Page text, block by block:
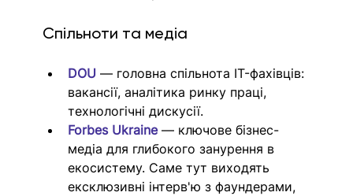
Спільноти та медіа
DOU — головна спільнота IT-фахівців:
вакансії, аналітика ринку праці,
технологічні дискусії.
Forbes Ukraine — ключове бізнес-
медіа для глибокого занурення в
екосистему. Саме тут виходять
ексклюзивні інтерв'ю з фаундерами,